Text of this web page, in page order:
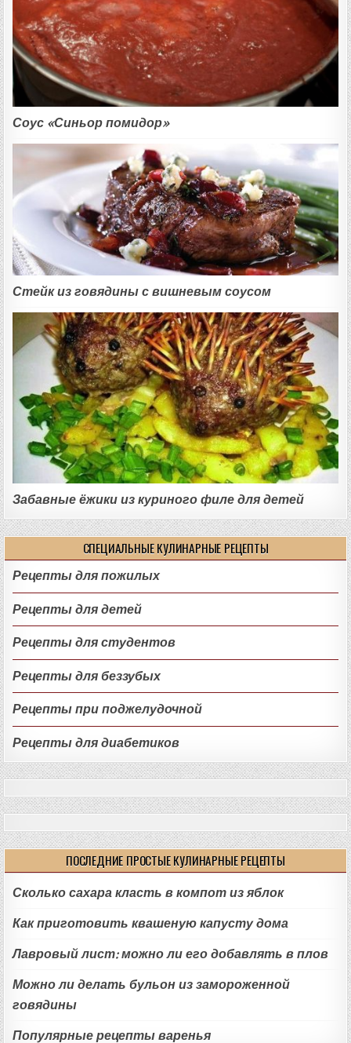
Соус «Синьор помидор»
Стейк из говядины с вишневым соусом
Забавные ёжики из куриного филе для детей
СПЕЦИАЛЬНЫЕ КУЛИНАРНЫЕ РЕЦЕПТЫ
Рецепты для пожилых
Рецепты для детей
Рецепты для студентов
Рецепты для беззубых
Рецепты при поджелудочной
Рецепты для диабетиков
ПОСЛЕДНИЕ ПРОСТЫЕ КУЛИНАРНЫЕ РЕЦЕПТЫ
Сколько сахара класть в компот из яблок
Как приготовить квашеную капусту дома
Лавровый лист: можно ли его добавлять в плов
Можно ли делать бульон из замороженной
говядины
Популярные рецепты варенья